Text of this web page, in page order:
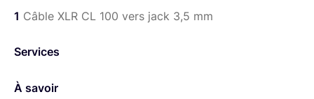
1 Câble XLR CL 100 vers jack 3,5 mm
Services
À savoir